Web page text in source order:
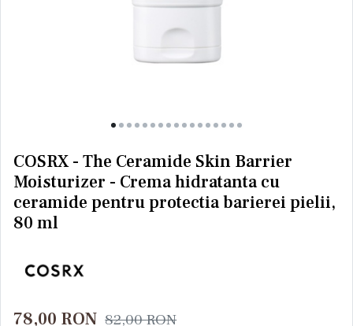
COSRX - The Ceramide Skin Barrier
Moisturizer - Crema hidratanta cu
ceramide pentru protectia barierei pielii,
80 ml
78,00 RON 82,00RON